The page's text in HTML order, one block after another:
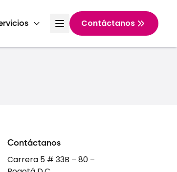
Contáctanos
Contáctanos
Carrera 5 # 33B – 80 –